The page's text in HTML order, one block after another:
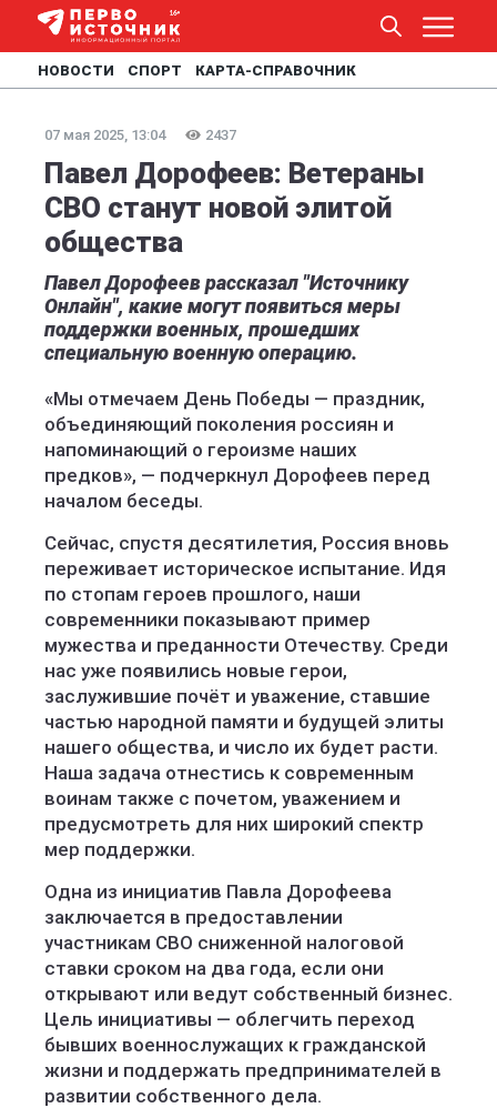
НОВОСТИ СПОРТ КАРТА-СПРАВОЧНИК
07 мая 2025, 13:04 2437
Павел Дорофеев: Ветераны
СВО станут новой элитой
общества
Павел Дорофеев рассказал "Источнику
Онлайн", какие могут появиться меры
поддержки военных, прошедших
специальную военную операцию.
«Мы отмечаем День Победы — праздник,
объединяющий поколения россиян и
напоминающий о героизме наших
предков», — подчеркнул Дорофеев перед
началом беседы.
Сейчас, спустя десятилетия, Россия вновь
переживает историческое испытание. Идя
по стопам героев прошлого, наши
современники показывают пример
мужества и преданности Отечеству. Среди
нас уже появились новые герои,
заслужившие почёт и уважение, ставшие
частью народной памяти и будущей элиты
нашего общества, и число их будет расти.
Наша задача отнестись к современным
воинам также с почетом, уважением и
предусмотреть для них широкий спектр
мер поддержки.
Одна из инициатив Павла Дорофеева
заключается в предоставлении
участникам СВО сниженной налоговой
ставки сроком на два года, если они
открывают или ведут собственный бизнес.
Цель инициативы — облегчить переход
бывших военнослужащих к гражданской
жизни и поддержать предпринимателей в
развитии собственного дела.